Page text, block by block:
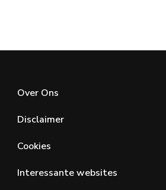
Over Ons
Disclaimer
Cookies
Interessante websites